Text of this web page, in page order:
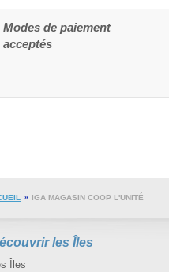
Modes de paiement
acceptés
IGA MAGASIN COOP L'UNITÉ
les Îles
Îles